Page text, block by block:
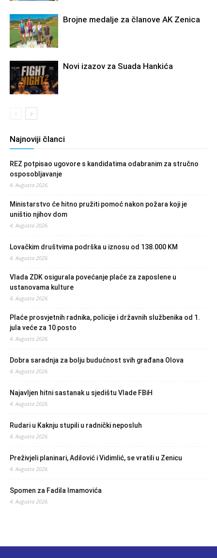
Brojne medalje za članove AK Zenica
Novi izazov za Suada Hankića
Najnoviji članci
REZ potpisao ugovore s kandidatima odabranim za stručno
osposobljavanje
4. Augusta 2026.
Ministarstvo će hitno pružiti pomoć nakon požara koji je
uništio njihov dom
4. Augusta 2026.
Lovačkim društvima podrška u iznosu od 138.000 KM
4. Augusta 2026.
Vlada ZDK osigurala povećanje plaće za zaposlene u
ustanovama kulture
4. Augusta 2026.
Plaće prosvjetnih radnika, policije i državnih službenika od 1.
jula veće za 10 posto
4. Augusta 2026.
Dobra saradnja za bolju budućnost svih građana Olova
4. Augusta 2026.
Najavljen hitni sastanak u sjedištu Vlade FBiH
4. Augusta 2026.
Rudari u Kaknju stupili u radnički neposluh
4. Augusta 2026.
Preživjeli planinari, Adilović i Vidimlić, se vratili u Zenicu
4. Augusta 2026.
Spomen za Fadila Imamovića
4. Augusta 2026.